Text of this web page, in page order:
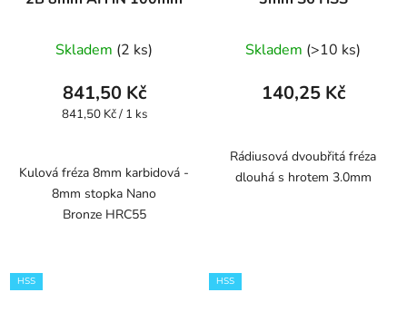
Skladem (2 ks)
841,50 Kč
Měrná
841,50 Kč / 1 ks
Kulová fréza 8mm karbidová -
8mm stopka Nano
Bronze HRC55
Skladem (>10 ks)
140,25 Kč
Rádiusová dvoubřitá fréza
dlouhá s hrotem 3.0mm
HSS HSS